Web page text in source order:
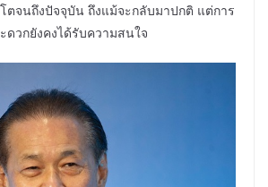
ตจนถึงปัจจุบัน ถึงแม้จะกลับมาปกติ แต่การ
วกยังคงได้รับความสนใจ